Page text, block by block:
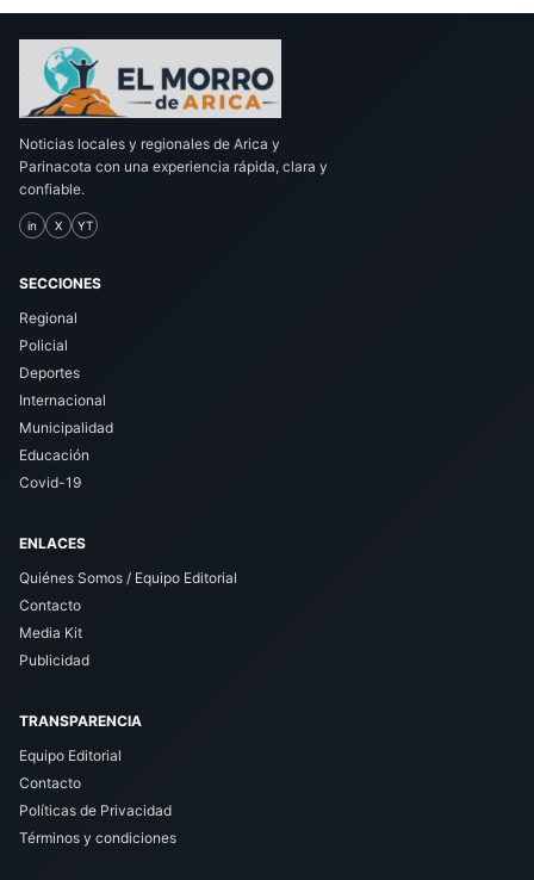
Noticias locales y regionales de Arica y
Parinacota con una experiencia rápida, clara y
confiable.
in X YT
SECCIONES
Regional
Policial
Deportes
Internacional
Municipalidad
Educación
Covid-19
ENLACES
Quiénes Somos / Equipo Editorial
Contacto
Media Kit
Publicidad
TRANSPARENCIA
Equipo Editorial
Contacto
Políticas de Privacidad
Términos y condiciones